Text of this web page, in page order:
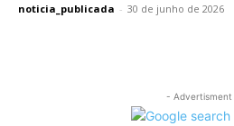
noticia_publicada - 30 de junho de 2026
- Advertisment